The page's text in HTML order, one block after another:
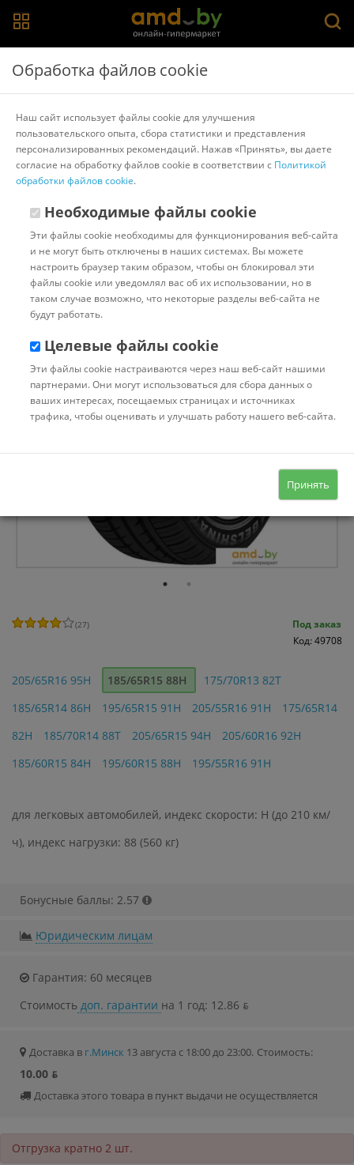
Главная > Каталог товаров Автомобильные шины
Белшина
Летние шины Белшина Artmotion Бел-280
185/65R15 88H
Другие товары Белшина
(27)
Под заказ
Код: 49708
205/65R16 95H 185/65R15 88H
175/70R13 82T
185/65R14 86H
195/65R15 91H 205/55R16 91H
175/65R14
82H
185/70R14 88T 205/65R15 94H
205/60R16 92H
185/60R15 84H
195/60R15 88H 195/55R16 91H
для легковых автомобилей, индекс скорости: H (до 210 км/
ч), индекс нагрузки: 88 (560 кг)
Бонусные баллы: 2.57
Юридическим лицам
Гарантия: 60 месяцев
Стоимость доп. гарантии на 1 год: 12.86 ƃ
Доставка в г.Минск 13 августа с 18:00 до 23:00. Стоимость:
10.00 ƃ
Доставка этого товара в пункт выдачи не осуществляется
Отгрузка кратно 2 шт.
Обработка файлов cookie
Наш сайт использует файлы cookie для улучшения
пользовательского опыта, сбора статистики и представления
персонализированных рекомендаций. Нажав «Принять», вы даете
согласие на обработку файлов cookie в соответствии с Политикой
обработки файлов cookie.
Необходимые файлы cookie
Эти файлы cookie необходимы для функционирования веб-сайта
и не могут быть отключены в наших системах. Вы можете
настроить браузер таким образом, чтобы он блокировал эти
файлы cookie или уведомлял вас об их использовании, но в
таком случае возможно, что некоторые разделы веб-сайта не
будут работать.
Целевые файлы cookie
Эти файлы cookie настраиваются через наш веб-сайт нашими
партнерами. Они могут использоваться для сбора данных о
ваших интересах, посещаемых страницах и источниках
трафика, чтобы оценивать и улучшать работу нашего веб-сайта.
Принять